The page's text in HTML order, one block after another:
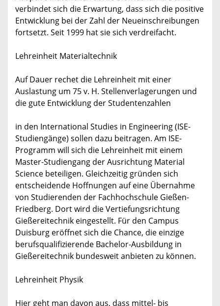
verbindet sich die Erwartung, dass sich die positive
Entwicklung bei der Zahl der Neueinschreibungen
fortsetzt. Seit 1999 hat sie sich verdreifacht.
Lehreinheit Materialtechnik
Auf Dauer rechet die Lehreinheit mit einer
Auslastung um 75 v. H. Stellenverlagerungen und
die gute Entwicklung der Studentenzahlen
in den International Studies in Engineering (ISE-
Studiengänge) sollen dazu beitragen. Am ISE-
Programm will sich die Lehreinheit mit einem
Master-Studiengang der Ausrichtung Material
Science beteiligen. Gleichzeitig gründen sich
entscheidende Hoffnungen auf eine Übernahme
von Studierenden der Fachhochschule Gießen-
Friedberg. Dort wird die Vertiefungsrichtung
Gießereitechnik eingestellt. Für den Campus
Duisburg eröffnet sich die Chance, die einzige
berufsqualifizierende Bachelor-Ausbildung in
Gießereitechnik bundesweit anbieten zu können.
Lehreinheit Physik
Hier geht man davon aus, dass mittel- bis